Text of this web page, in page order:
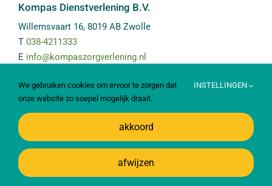
Kompas Dienstverlening B.V.
Willemsvaart 16, 8019 AB Zwolle
T 038-4211333
E info@kompaszorgverlening.nl
KonnecteD
Schonenvaardersstraat 9,7418 CC DEVENTER
T
Einfo@konnected.nl
We gebruiken cookies om ervoor te zorgen dat
onze website zo soepel mogelijk draait.
INSTELLINGEN
akkoord
afwijzen